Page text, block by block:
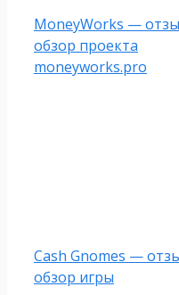
MoneyWorks —
обзор проекта
moneyworks.pro
Cash Gnomes —
обзор игры